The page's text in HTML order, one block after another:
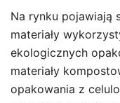
Na rynku pojawiają
materiały
ekologicznych
materiały
opakowania z